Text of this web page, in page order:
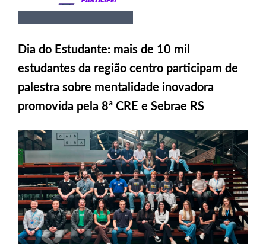
Dia do Estudante: mais de 10 mil
estudantes da região centro participam de
palestra sobre mentalidade inovadora
promovida pela 8ª CRE e Sebrae RS